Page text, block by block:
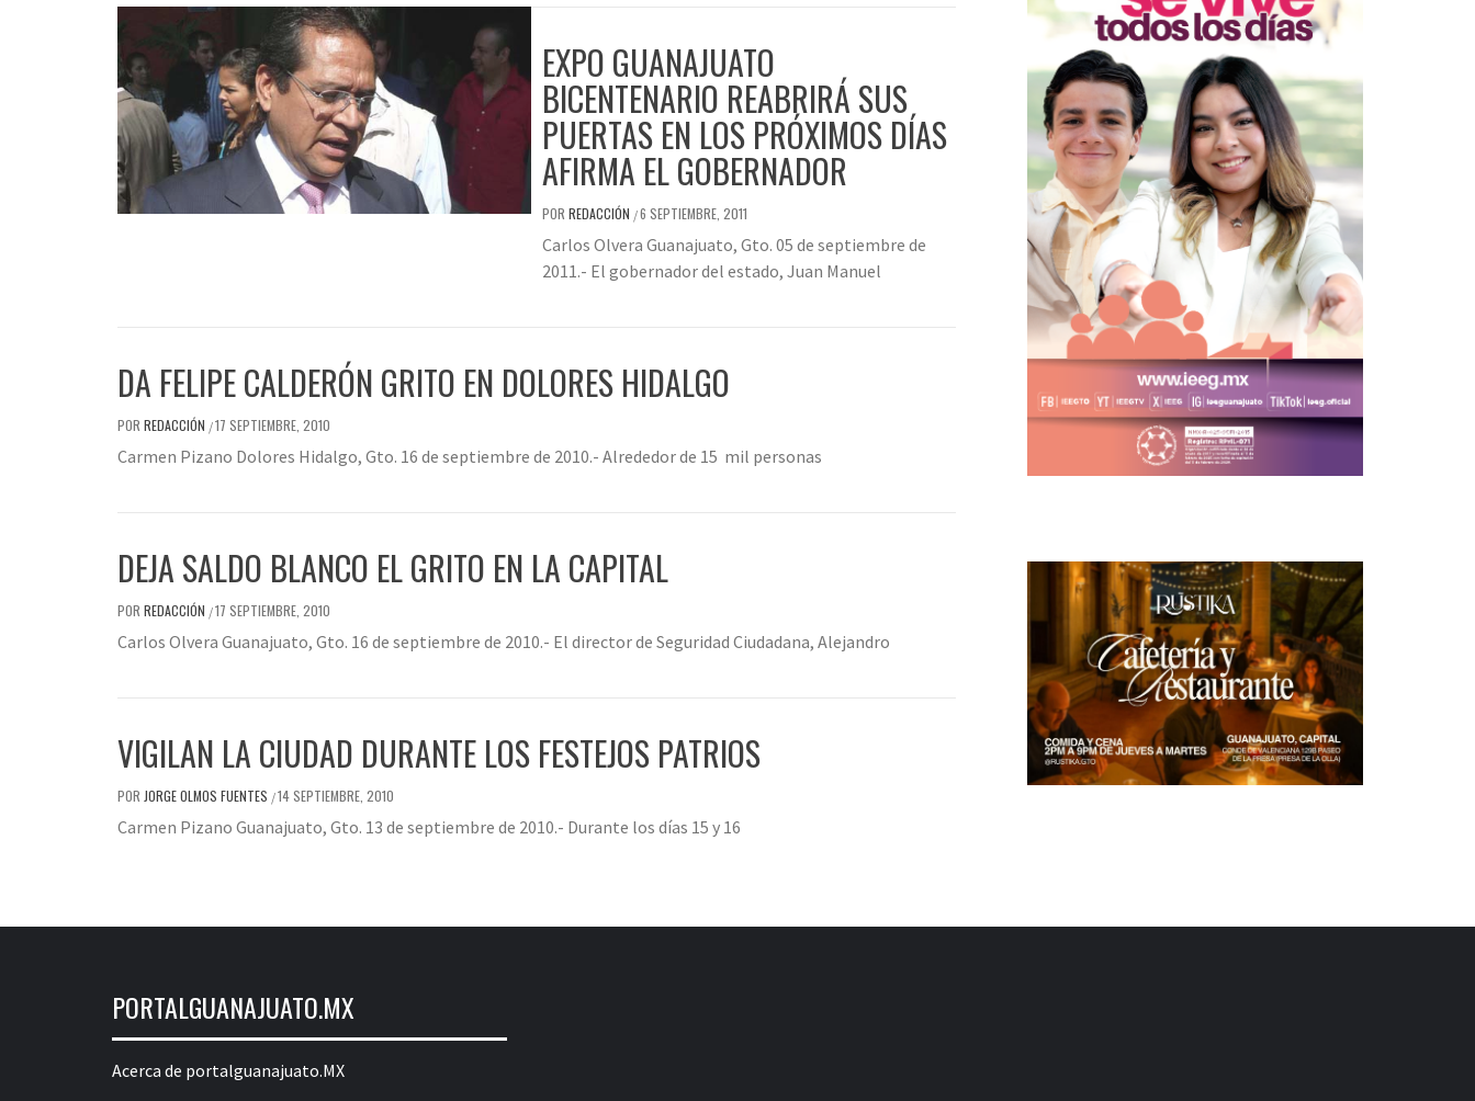
EXPO GUANAJUATO
BICENTENARIO REABRIRÁ SUS
PUERTAS EN LOS PRÓXIMOS DÍAS
AFIRMA EL GOBERNADOR
POR REDACCIÓN /6 SEPTIEMBRE, 2011
Carlos Olvera Guanajuato, Gto. 05 de septiembre de
2011.- El gobernador del estado, Juan Manuel
DA FELIPE CALDERÓN GRITO EN DOLORES HIDALGO
POR REDACCIÓN /17 SEPTIEMBRE, 2010
Carmen Pizano Dolores Hidalgo, Gto. 16 de septiembre de 2010.- Alrededor de 15 mil personas
DEJA SALDO BLANCO EL GRITO EN LA CAPITAL
POR REDACCIÓN /17 SEPTIEMBRE, 2010
Carlos Olvera Guanajuato, Gto. 16 de septiembre de 2010.- El director de Seguridad Ciudadana, Alejandro
VIGILAN LA CIUDAD DURANTE LOS FESTEJOS PATRIOS
POR JORGE OLMOS FUENTES /14 SEPTIEMBRE, 2010
Carmen Pizano Guanajuato, Gto. 13 de septiembre de 2010.- Durante los días 15 y 16
PORTALGUANAJUATO.MX
Acerca de portalguanajuato.MX